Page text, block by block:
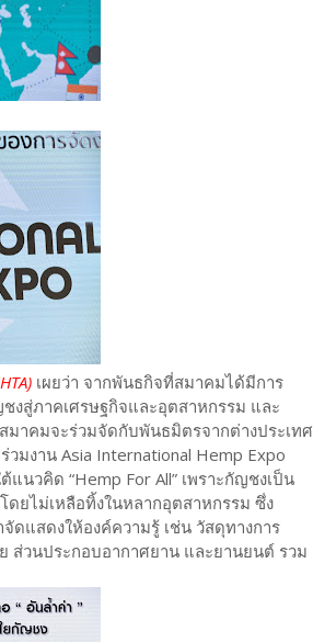
เผยว่า จากพันธกิจที่สมาคมได้มีการ
งสู่ภาคเศรษฐกิจและอุตสาหกรรม และ
าคมจะร่วมจัดกับพันธมิตรจากต่างประเทศ
มงาน Asia International Hemp Expo
นวคิด “Hemp For All” เพราะกัญชงเป็น
ยไม่เหลือทิ้งในหลากอุตสาหกรรม ซึ่ง
ดแสดงให้องค์ความรู้ เช่น วัสดุทางการ
ส่วนประกอบอากาศยาน และยานยนต์ รวม